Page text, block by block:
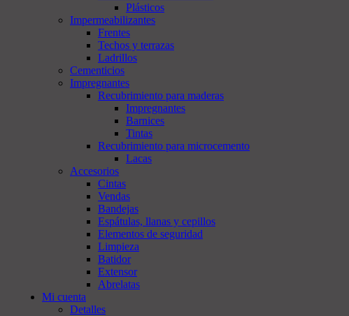
Plásticos
Impermeabilizantes
Frentes
Techos y terrazas
Ladrillos
Cementicios
Impregnantes
Recubrimiento para maderas
Impregnantes
Barnices
Tintas
Recubrimiento para microcemento
Lacas
Accesorios
Cintas
Vendas
Bandejas
Espátulas, llanas y cepillos
Elementos de seguridad
Limpieza
Batidor
Extensor
Abrelatas
Mi cuenta
Detalles